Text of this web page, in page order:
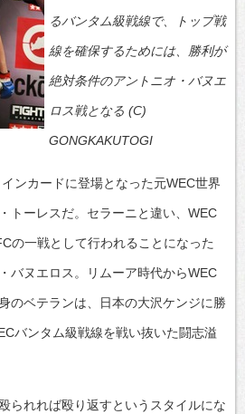
るバンタム級戦線で、トップ戦
線を確保するためには、勝利が
絶対条件のアントニオ・バヌエ
ロス戦となる (C)
GONGKAKUTOGI
ンカードに登場となった元WEC世界
トーレスだ。セラーニと違い、WEC
の一戦として行われることになった
バヌエロス。リムーア時代からWEC
のベテランは、日本の大沢ケンジに勝
バンタム級戦線を戦い抜いた闘志溢
られれば殴り返すというスタイルにな